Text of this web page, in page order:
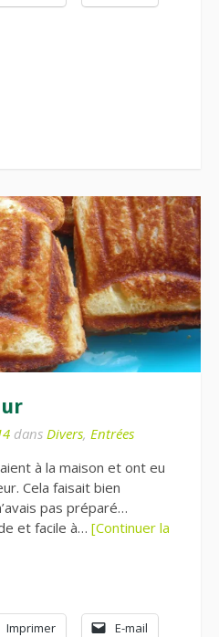
dans Divers, Entrées
à la maison et ont eu
Cela faisait bien
pas préparé…
et facile à… [Continuer la
Imprimer E-mail